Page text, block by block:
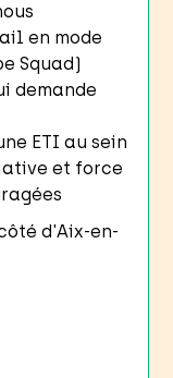
en mode
Squad)
demande
ETI au sein
et force
d'Aix-en-